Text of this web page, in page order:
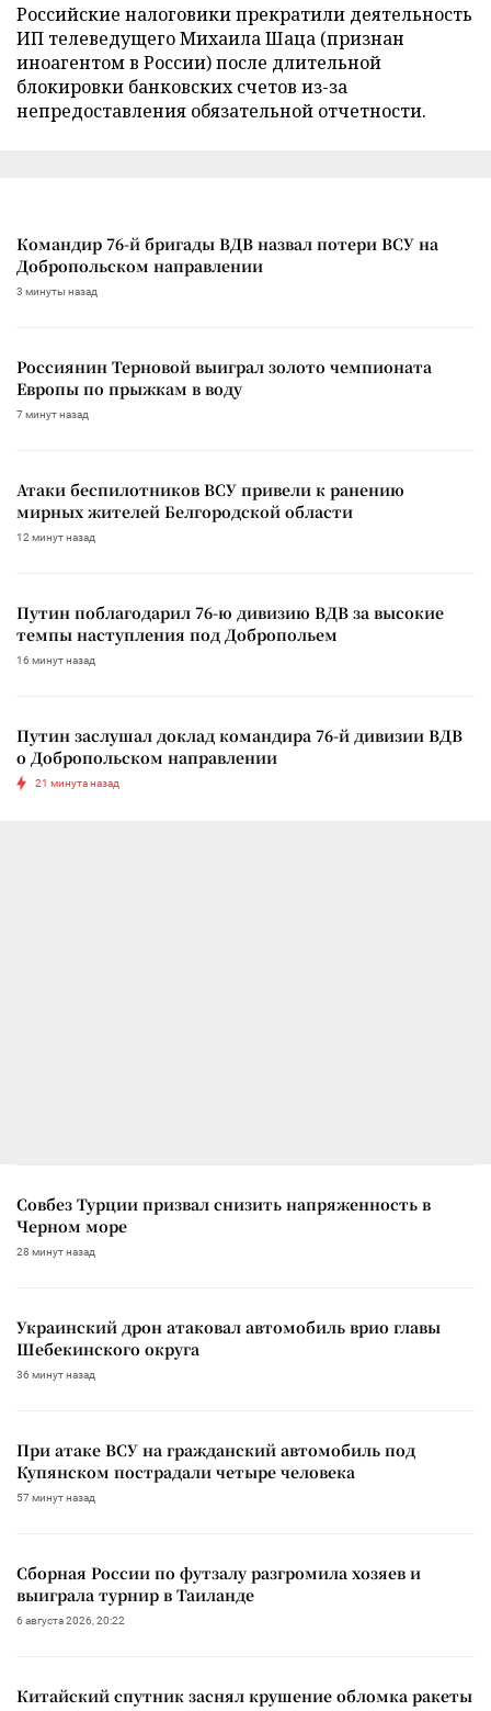
Российские налоговики прекратили деятельность
ИП телеведущего Михаила Шаца (признан
иноагентом в России) после длительной
блокировки банковских счетов из-за
непредоставления обязательной отчетности.
Командир 76-й бригады ВДВ назвал потери ВСУ на
Добропольском направлении
3 минуты назад
Россиянин Терновой выиграл золото чемпионата
Европы по прыжкам в воду
7 минут назад
Атаки беспилотников ВСУ привели к ранению
мирных жителей Белгородской области
12 минут назад
Путин поблагодарил 76-ю дивизию ВДВ за высокие
темпы наступления под Добропольем
16 минут назад
Путин заслушал доклад командира 76-й дивизии ВДВ
о Добропольском направлении
21 минута назад
Совбез Турции призвал снизить напряженность в
Черном море
28 минут назад
Украинский дрон атаковал автомобиль врио главы
Шебекинского округа
36 минут назад
При атаке ВСУ на гражданский автомобиль под
Купянском пострадали четыре человека
57 минут назад
Сборная России по футзалу разгромила хозяев и
выиграла турнир в Таиланде
6 августа 2026, 20:22
Китайский спутник заснял крушение обломка ракеты